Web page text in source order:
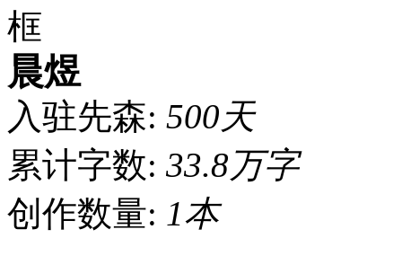
晨煜
入驻先森: 500天
累计字数: 33.8万字
创作数量: 1本